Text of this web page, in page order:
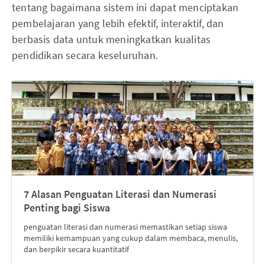
tentang bagaimana sistem ini dapat menciptakan
pembelajaran yang lebih efektif, interaktif, dan
berbasis data untuk meningkatkan kualitas
pendidikan secara keseluruhan.
7 Alasan Penguatan Literasi dan Numerasi
Penting bagi Siswa
penguatan literasi dan numerasi memastikan setiap siswa
memiliki kemampuan yang cukup dalam membaca, menulis,
dan berpikir secara kuantitatif